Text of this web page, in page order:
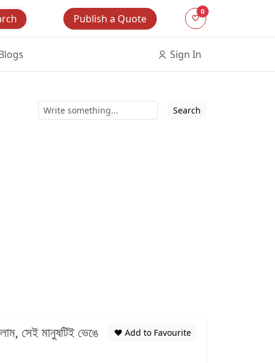
Publish a Quote
0
Sign In
Search
সেই মানুষটিই ভেঙে
❤️ Add to Favourite